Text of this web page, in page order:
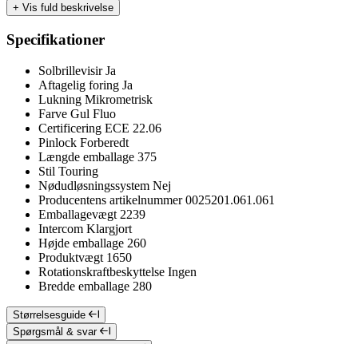
+ Vis fuld beskrivelse
Specifikationer
SolbrillevisirJa
Aftagelig foring Ja
Lukning Mikrometrisk
Farve Gul Fluo
Certificering ECE 22.06
Pinlock Forberedt
Længde emballage 375
Stil Touring
Nødudløsningssystem Nej
Producentens artikelnummer0025201.061.061
Emballagevægt 2239
Intercom Klargjort
Højde emballage 260
Produktvægt 1650
Rotationskraftbeskyttelse Ingen
Bredde emballage 280
Størrelsesguide
Spørgsmål & svar